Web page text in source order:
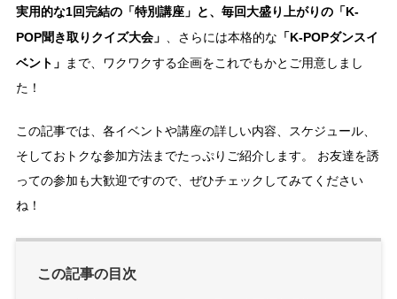
実用的な1回完結の「特別講座」と、毎回大盛り上がりの「K-
POP聞き取りクイズ大会」 、さらには本格的な 「K-POPダンスイ
ベント」 まで、ワクワクする企画をこれでもかとご用意しまし
た！
この記事では、各イベントや講座の詳しい内容、スケジュール、
そしておトクな参加方法までたっぷりご紹介します。 お友達を誘
っての参加も大歓迎ですので、ぜひチェックしてみてください
ね！
この記事の目次